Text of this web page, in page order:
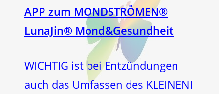
APP zum MONDSTRÖMEN®
LunaJin® Mond&Gesundheit
WICHTIG ist bei Entzündungen
auch das Umfassen des KLEINENI